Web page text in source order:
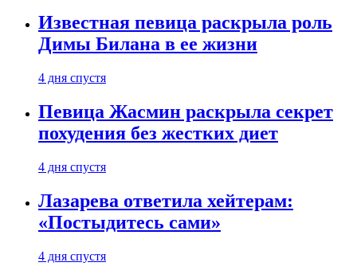
Известная певица раскрыла роль
Димы Билана в ее жизни
4 дня спустя
Певица Жасмин раскрыла секрет
похудения без жестких диет
4 дня спустя
Лазарева ответила хейтерам:
«Постыдитесь сами»
4 дня спустя